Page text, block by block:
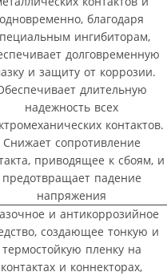
одновременно, благодаря
ингибиторам,
долговременную
и защиту от коррозии.
длительную
надежность всех
контактов.
Снижает сопротивление
приводящее к сбоям, и
предотвращает падение
напряжения
и антикоррозийное
создающее тонкую и
термостойкую пленку на
контактах и коннекторах,